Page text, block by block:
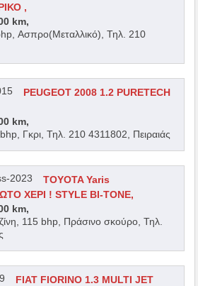
,
km,
Ασπρο(Μεταλλικό), Τηλ. 210
PEUGEOT 2008 1.2 PURETECH
km,
Γκρι, Τηλ. 210 4311802, Πειραιάς
TOYOTA Yaris
ΧΕΡΙ ! STYLE BI-TONE,
km,
115 bhp, Πράσινο σκούρο, Τηλ.
FIAT FIORINO 1.3 MULTI JET